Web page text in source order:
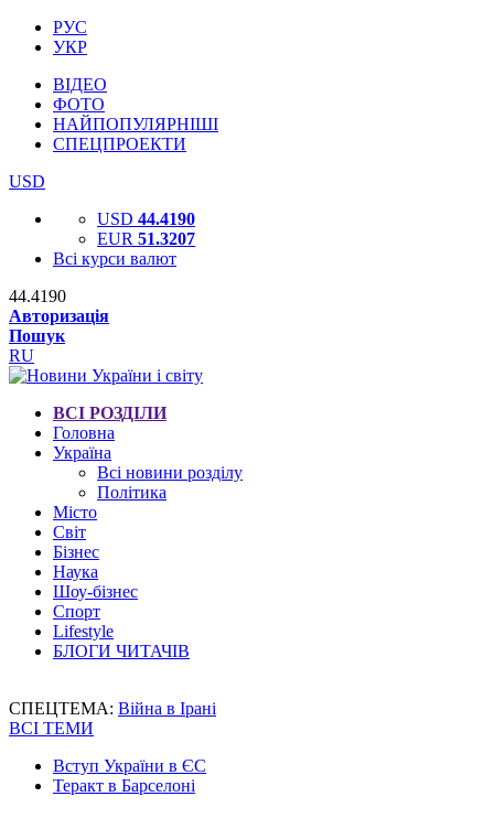
РУС
УКР
ВІДЕО
ФОТО
НАЙПОПУЛЯРНІШІ
СПЕЦПРОЕКТИ
USD
USD 44.4190
EUR 51.3207
Всі курси валют
44.4190
Авторизація
Пошук
RU
ВСІ РОЗДІЛИ
Головна
Україна
Всі новини розділу
Політика
Місто
Світ
Бізнес
Наука
Шоу-бізнес
Спорт
Lifestyle
БЛОГИ ЧИТАЧІВ
СПЕЦТЕМА: Війна в Ірані
ВСІ ТЕМИ
Вступ України в ЄС
Теракт в Барселоні